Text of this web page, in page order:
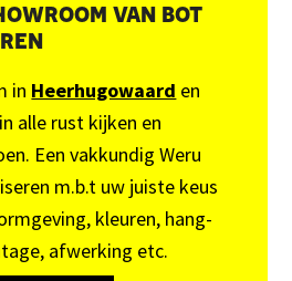
van bot
in Heerhugowaard en
alle rust kijken en
Een vakkundig Weru
m.b.t uw juiste keus
kleuren, hang-
afwerking etc.